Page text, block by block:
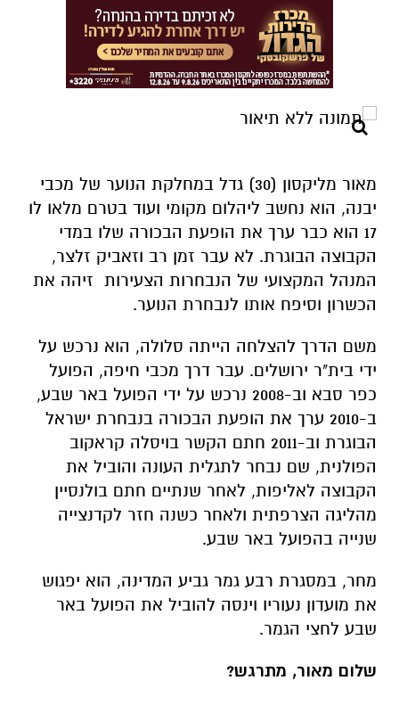
מאור מליקסון (30) גדל במחלקת הנוער של מכבי
יבנה, הוא נחשב ליהלום מקומי ועוד בטרם מלאו לו
17 הוא כבר ערך את הופעת הבכורה שלו במדי
הקבוצה הבוגרת. לא עבר זמן רב וזאביק זלצר,
המנהל המקצועי של הנבחרות הצעירות זיהה את
הכשרון וסיפח אותו לנבחרת הנוער.
משם הדרך להצלחה הייתה סלולה, הוא נרכש על
ידי בית"ר ירושלים. עבר דרך מכבי חיפה, הפועל
כפר סבא וב-2008 נרכש על ידי הפועל באר שבע,
ב-2010 ערך את הופעת הבכורה בנבחרת ישראל
הבוגרת וב-2011 חתם הקשר בויסלה קראקוב
הפולנית, שם נבחר לתגלית העונה והוביל את
הקבוצה לאליפות, לאחר שנתיים חתם בולנסיין
מהליגה הצרפתית ולאחר כשנה חזר לקדנצייה
שנייה בהפועל באר שבע.
מחר, במסגרת רבע גמר גביע המדינה, הוא יפגוש
את מועדון נעוריו וינסה להוביל את הפועל באר
שבע לחצי הגמר.
שלום מאור, מתרגש?